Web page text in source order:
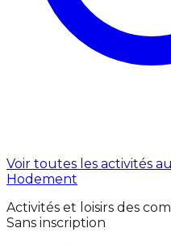
Voir toutes les activités
Hodement
Activités et loisirs des
Sans inscription